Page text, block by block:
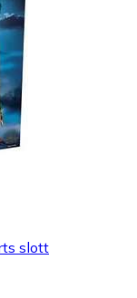
slott